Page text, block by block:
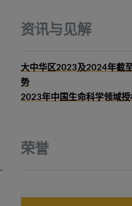
资讯与见解
大中华区2023及2024年截
势
2023年中国生命科学领域
荣誉